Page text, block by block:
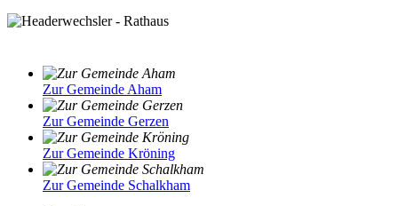
Zur Gemeinde Aham
Zur Gemeinde Gerzen
Zur Gemeinde Kröning
Zur Gemeinde Schalkham